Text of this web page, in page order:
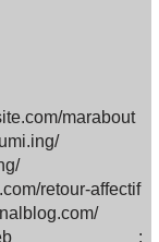
marabout
retour-affectif
: